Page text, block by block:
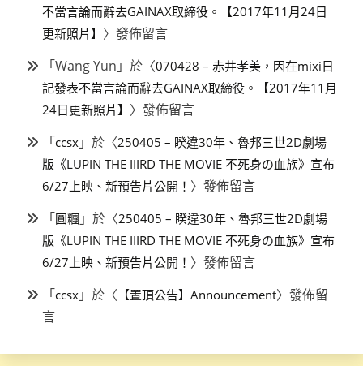
不當言論而辭去GAINAX取締役。【2017年11月24日
更新照片】 〉發佈留言
「Wang Yun 」於〈070428 – 赤井孝美，因在mixi日
記發表不當言論而辭去GAINAX取締役。【2017年11月
24日更新照片】 〉發佈留言
「ccsx 」於〈250405 – 睽違30年、魯邦三世2D劇場
版《LUPIN THE IIIRD THE MOVIE 不死身の血族》宣布
6/27上映、新預告片公開！ 〉發佈留言
「圓糰 」於〈250405 – 睽違30年、魯邦三世2D劇場
版《LUPIN THE IIIRD THE MOVIE 不死身の血族》宣布
6/27上映、新預告片公開！ 〉發佈留言
「ccsx 」於〈 【置頂公告】Announcement〉發佈留
言